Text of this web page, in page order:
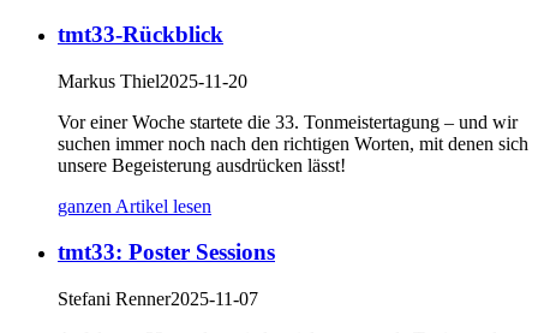
tmt33-Rückblick
Markus Thiel2025-11-20
Vor einer Woche startete die 33. Tonmeistertagung – und wir
suchen immer noch nach den richtigen Worten, mit denen sich
unsere Begeisterung ausdrücken lässt!
ganzen Artikel lesen
tmt33: Poster Sessions
Stefani Renner2025-11-07